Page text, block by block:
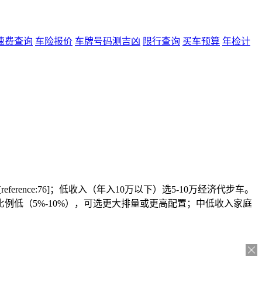
费查询 车险报价 车牌号码测吉凶 限行查询 买车预算 年检计
；低收入（年入10万以下）选5-10万经济代步车。
低（5%-10%），可选更大排量或更高配置；中低收入家庭